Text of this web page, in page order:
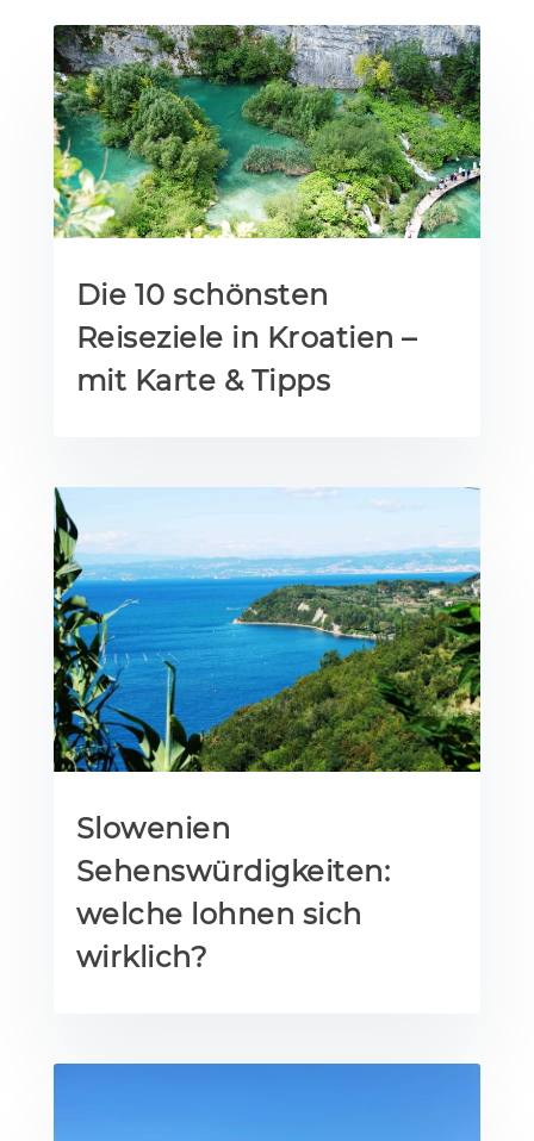
Die 10 schönsten
Reiseziele in Kroatien –
mit Karte & Tipps
Slowenien
Sehenswürdigkeiten:
welche lohnen sich
wirklich?